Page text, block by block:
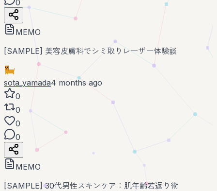
0
MEMO
[SAMPLE] 美容皮膚科でシミ取りレーザー体験談
sota_yamada4 months ago
0
0
0
0
MEMO
[SAMPLE] 30代男性スキンケア：肌年齢若返り術